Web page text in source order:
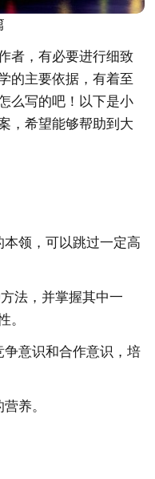
者，有必要进行细致
的主要依据，有着至
么写的吧！以下是小
，希望能够帮助到大
领，可以跳过一定高
法，并掌握其中一
。
意识和合作意识，培
养。